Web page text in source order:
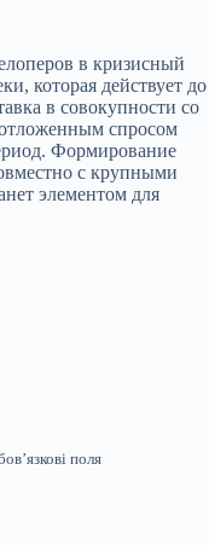
в кризисный
которая действует до
в совокупности со
спросом
Формирование
с крупными
элементом для
поля